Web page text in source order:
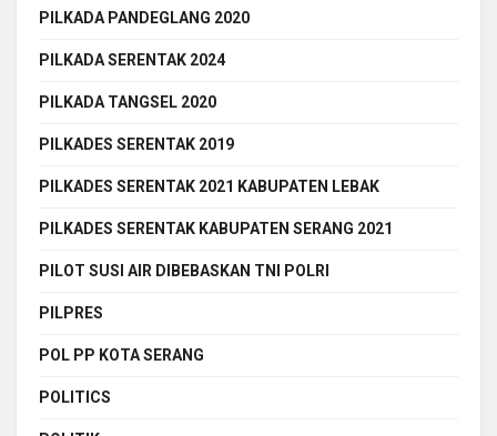
PILKADA PANDEGLANG 2020
PILKADA SERENTAK 2024
PILKADA TANGSEL 2020
PILKADES SERENTAK 2019
PILKADES SERENTAK 2021 KABUPATEN LEBAK
PILKADES SERENTAK KABUPATEN SERANG 2021
PILOT SUSI AIR DIBEBASKAN TNI POLRI
PILPRES
POL PP KOTA SERANG
POLITICS